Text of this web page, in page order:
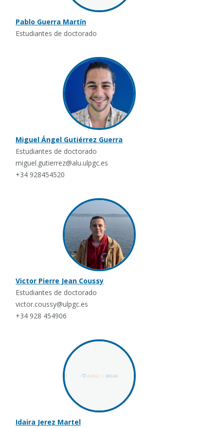
Pablo Guerra Martín
Estudiantes de doctorado
Miguel Ángel Gutiérrez Guerra
Estudiantes de doctorado
miguel.gutierrez@alu.ulpgc.es
+34 928454520
Victor Pierre Jean Coussy
Estudiantes de doctorado
victor.coussy@ulpgc.es
+34 928 454906
Idaira Jerez Martel